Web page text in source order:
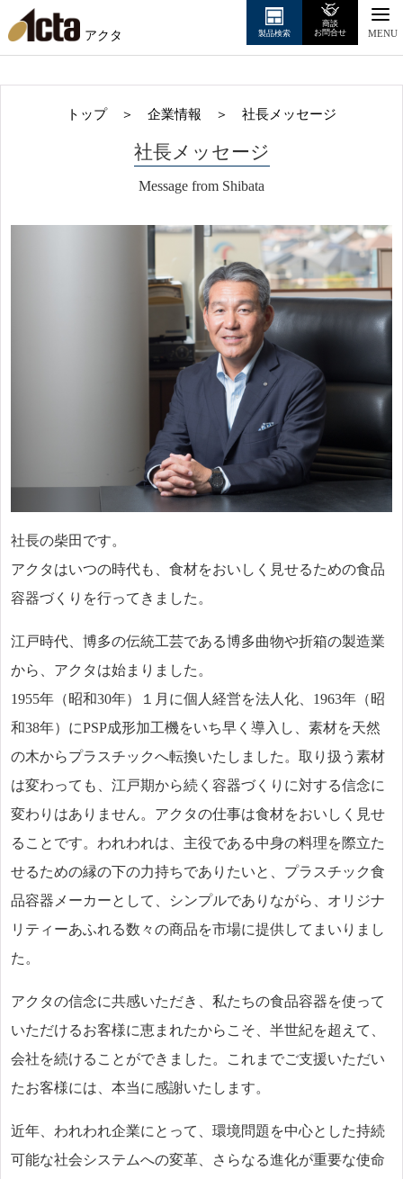
アクタ MENU
製品検索
商談
お問合せ
トップ＞ 企業情報 ＞ 社長メッセージ
社長メッセージ
Message from Shibata
社長の柴田です。
アクタはいつの時代も、食材をおいしく見せるための食品
容器づくりを行ってきました。
江戸時代、博多の伝統工芸である博多曲物や折箱の製造業
から、アクタは始まりました。
1955年（昭和30年）１月に個人経営を法人化、1963年（昭
和38年）にPSP成形加工機をいち早く導入し、素材を天然
の木からプラスチックへ転換いたしました。取り扱う素材
は変わっても、江戸期から続く容器づくりに対する信念に
変わりはありません。アクタの仕事は食材をおいしく見せ
ることです。われわれは、主役である中身の料理を際立た
せるための縁の下の力持ちでありたいと、プラスチック食
品容器メーカーとして、シンプルでありながら、オリジナ
リティーあふれる数々の商品を市場に提供してまいりまし
た。
アクタの信念に共感いただき、私たちの食品容器を使って
いただけるお客様に恵まれたからこそ、半世紀を超えて、
会社を続けることができました。これまでご支援いただい
たお客様には、本当に感謝いたします。
近年、われわれ企業にとって、環境問題を中心とした持続
可能な社会システムへの変革、さらなる進化が重要な使命